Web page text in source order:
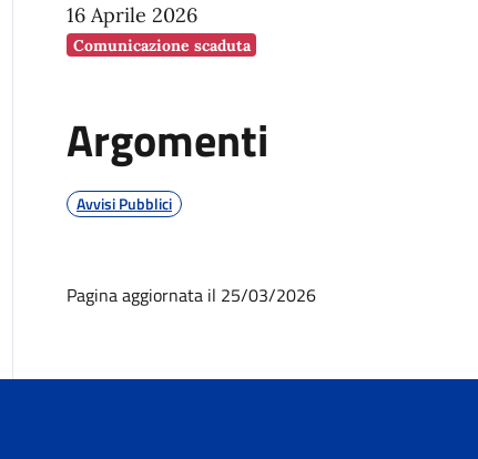
16 Aprile 2026
Comunicazione scaduta
Argomenti
Avvisi Pubblici
Pagina aggiornata il 25/03/2026